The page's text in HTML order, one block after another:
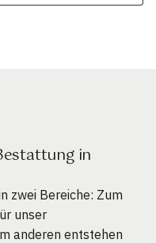
in
zwei Bereiche: Zum
unser
anderen entstehen